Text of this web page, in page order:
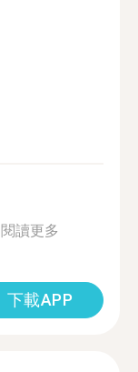
閱讀更多
下載APP